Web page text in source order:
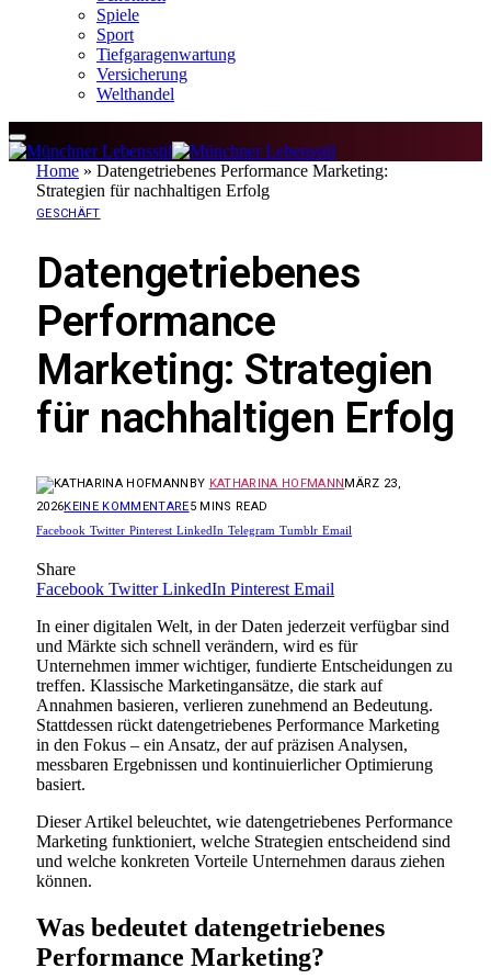
Spiele
Sport
Tiefgaragenwartung
Versicherung
Welthandel
Home » Datengetriebenes Performance Marketing:
Strategien für nachhaltigen Erfolg
GESCHÄFT
Datengetriebenes
Performance
Marketing: Strategien
für nachhaltigen Erfolg
BY KATHARINA HOFMANNMÄRZ 23,
2026KEINE KOMMENTARE5 MINS READ
Facebook Twitter Pinterest LinkedIn Telegram Tumblr Email
Share
Facebook Twitter LinkedIn Pinterest Email
In einer digitalen Welt, in der Daten jederzeit verfügbar sind
und Märkte sich schnell verändern, wird es für
Unternehmen immer wichtiger, fundierte Entscheidungen zu
treffen. Klassische Marketingansätze, die stark auf
Annahmen basieren, verlieren zunehmend an Bedeutung.
Stattdessen rückt datengetriebenes Performance Marketing
in den Fokus – ein Ansatz, der auf präzisen Analysen,
messbaren Ergebnissen und kontinuierlicher Optimierung
basiert.
Dieser Artikel beleuchtet, wie datengetriebenes Performance
Marketing funktioniert, welche Strategien entscheidend sind
und welche konkreten Vorteile Unternehmen daraus ziehen
können.
Was bedeutet datengetriebenes
Performance Marketing?